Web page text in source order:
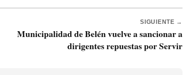
SIGUIENTE →
Municipalidad de Belén vuelve a sancionar a
dirigentes repuestas por Servir